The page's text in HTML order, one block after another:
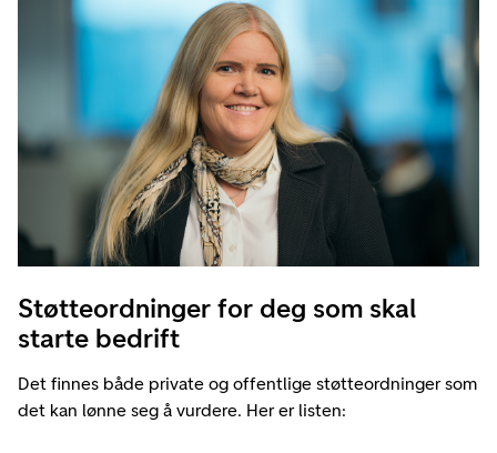
Støtteordninger for deg som skal
starte bedrift
Det finnes både private og offentlige støtteordninger som
det kan lønne seg å vurdere. Her er listen: